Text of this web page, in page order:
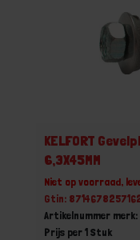
KELFORT
6,3X45MM
Niet op voorraad,
Gtin:
Artikelnummer merk:
Prijs per 1 Stuk